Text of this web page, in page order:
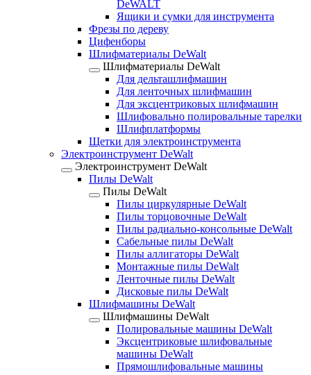
DeWALT
Ящики и сумки для инструмента
Фрезы по дереву
Цифенборы
Шлифматериалы DeWalt
Шлифматериалы DeWalt
Для дельташлифмашин
Для ленточных шлифмашин
Для эксцентриковых шлифмашин
Шлифовально полировальные тарелки
Шлифплатформы
Щетки для электроинструмента
Электроинструмент DeWalt
Электроинструмент DeWalt
Пилы DeWalt
Пилы DeWalt
Пилы циркулярные DeWalt
Пилы торцовочные DeWalt
Пилы радиально-консольные DeWalt
Сабельные пилы DeWalt
Пилы аллигаторы DeWalt
Монтажные пилы DeWalt
Ленточные пилы DeWalt
Дисковые пилы DeWalt
Шлифмашины DeWalt
Шлифмашины DeWalt
Полировальные машины DeWalt
Эксцентриковые шлифовальные
машины DeWalt
Прямошлифовальные машины